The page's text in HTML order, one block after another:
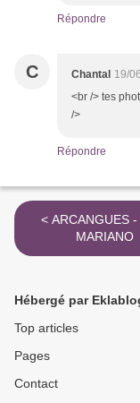
Répondre
C Chantal 19/
<br /> tes
/>
Répondre
< ARCANGUES - LUIS
MARIANO
Hébergé par
Top articles
Pages
Contact